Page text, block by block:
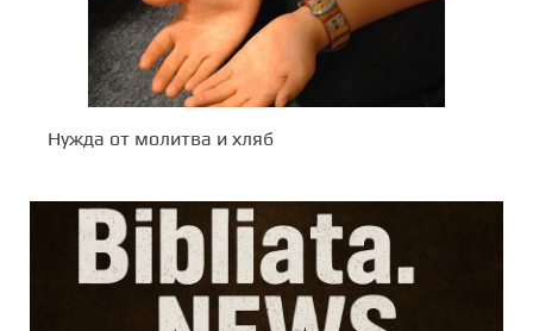
Нужда от молитва и хляб